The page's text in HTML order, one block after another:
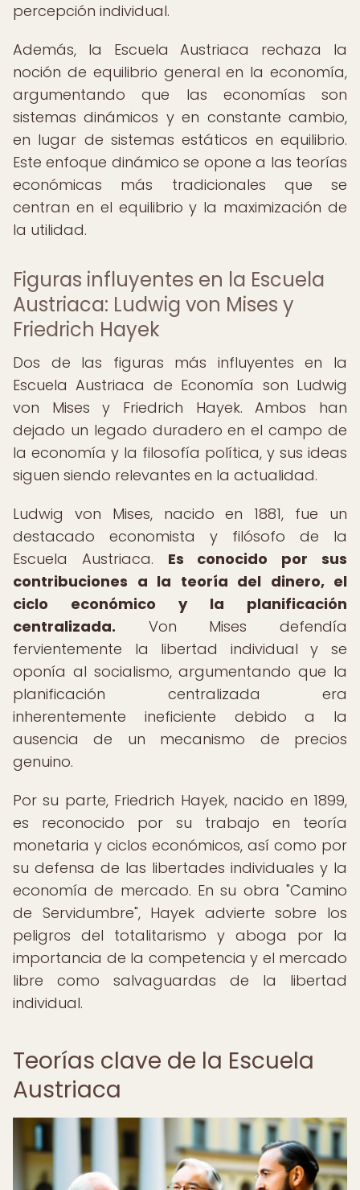
percepción individual.
Además, la Escuela Austriaca rechaza la
noción de equilibrio general en la economía,
argumentando que las economías son
sistemas dinámicos y en constante cambio,
en lugar de sistemas estáticos en equilibrio.
Este enfoque dinámico se opone a las teorías
económicas más tradicionales que se
centran en el equilibrio y la maximización de
la utilidad.
Figuras influyentes en la Escuela
Austriaca: Ludwig von Mises y
Friedrich Hayek
Dos de las figuras más influyentes en la
Escuela Austriaca de Economía son Ludwig
von Mises y Friedrich Hayek. Ambos han
dejado un legado duradero en el campo de
la economía y la filosofía política, y sus ideas
siguen siendo relevantes en la actualidad.
Ludwig von Mises, nacido en 1881, fue un
destacado economista y filósofo de la
Escuela Austriaca. Es conocido por sus
contribuciones a la teoría del dinero, el
ciclo económico y la planificación
centralizada. Von Mises defendía
fervientemente la libertad individual y se
oponía al socialismo, argumentando que la
planificación centralizada era
inherentemente ineficiente debido a la
ausencia de un mecanismo de precios
genuino.
Por su parte, Friedrich Hayek, nacido en 1899,
es reconocido por su trabajo en teoría
monetaria y ciclos económicos, así como por
su defensa de las libertades individuales y la
economía de mercado. En su obra "Camino
de Servidumbre", Hayek advierte sobre los
peligros del totalitarismo y aboga por la
importancia de la competencia y el mercado
libre como salvaguardas de la libertad
individual.
Teorías clave de la Escuela
Austriaca